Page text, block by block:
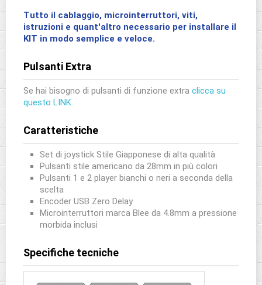
Tutto il cablaggio, microinterruttori, viti,
istruzioni e quant'altro necessario per installare il
KIT in modo semplice e veloce.
Pulsanti Extra
Se hai bisogno di pulsanti di funzione extra clicca su
questo LINK.
Caratteristiche
Set di joystick Stile Giapponese di alta qualità
Pulsanti stile americano da 28mm in più colori
Pulsanti 1 e 2 player bianchi o neri a seconda della
scelta
Encoder USB Zero Delay
Microinterruttori marca Blee da 4.8mm a pressione
morbida inclusi
Specifiche tecniche